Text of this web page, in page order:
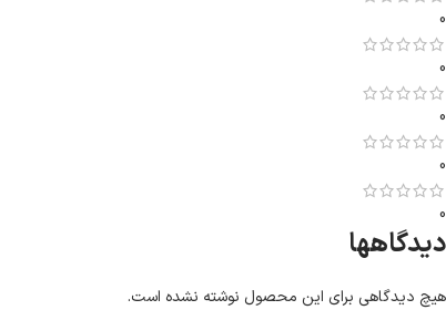
0
0
0
0
0
دیدگاهها
هیچ دیدگاهی برای این محصول نوشته نشده است.